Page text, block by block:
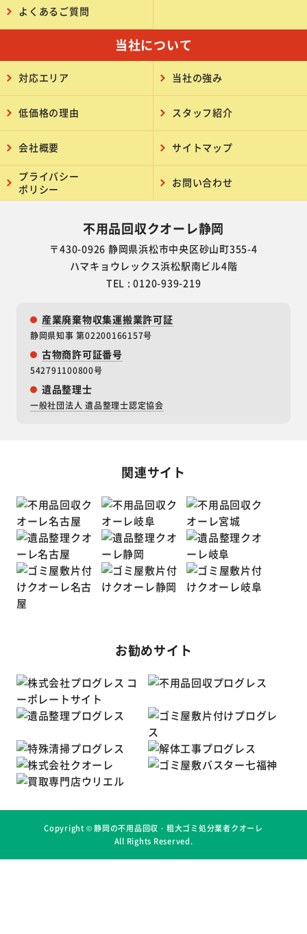
よくあるご質問
当社について
対応エリア 当社の強み
低価格の理由 スタッフ紹介
会社概要 サイトマップ
プライバシー
ポリシー
お問い合わせ
不用品回収クオーレ静岡
〒430-0926 静岡県浜松市中央区砂山町355-4
ハマキョウレックス浜松駅南ビル4階
TEL : 0120-939-219
産業廃棄物収集運搬業許可証
静岡県知事 第02200166157号
古物商許可証番号
542791100800号
遺品整理士
一般社団法人 遺品整理士認定協会
関連サイト
お勧めサイト
Copyright ©静岡の不用品回収・粗大ゴミ処分業者クオーレ
All Rights Reserved.